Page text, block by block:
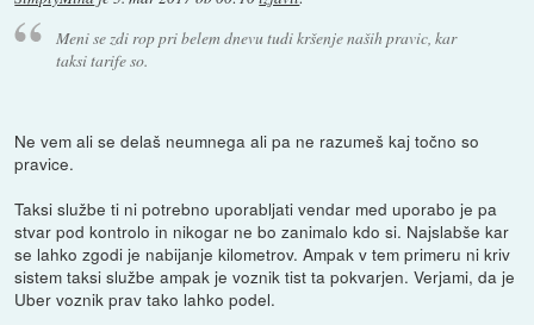
Meni se zdi rop pri belem dnevu tudi kršenje naših pravic, kar
taksi tarife so.
Ne vem ali se delaš neumnega ali pa ne razumeš kaj točno so
pravice.
Taksi službe ti ni potrebno uporabljati vendar med uporabo je pa
stvar pod kontrolo in nikogar ne bo zanimalo kdo si. Najslabše kar
se lahko zgodi je nabijanje kilometrov. Ampak v tem primeru ni kriv
sistem taksi službe ampak je voznik tist ta pokvarjen. Verjami, da je
Uber voznik prav tako lahko podel.